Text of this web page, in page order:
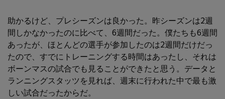
助かるけど、プレシーズンは良かった。昨シーズンは2週
間しかなかったのに比べて、6週間だった。僕たちも6週間
あったが、ほとんどの選手が参加したのは2週間だけだっ
たので、すでにトレーニングする時間はあったし、それは
ボーンマスの試合でも見ることができたと思う。データと
ランニングスタッツを見れば、週末に行われた中で最も激
しい試合だったからだ。